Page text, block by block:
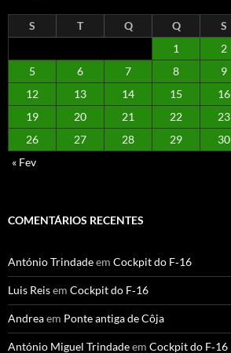
S T Q Q S
1
2
5
6 7 8 9
12
13 14 15 16
19
20 21 22 23
26
27 28 29 30
« Fev
COMENTÁRIOS RECENTES
António Trindadeem Cockpit do F‑16
Luis Reisem Cockpit do F‑16
Andreaem Ponte antiga de Côja
António Miguel Trindadeem Cockpit do F‑16